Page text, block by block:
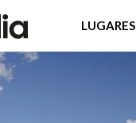
LUGARES